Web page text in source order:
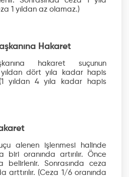
1 yıldan az olamaz.)
Hakaret
hakaret suçunun
dört yıla kadar hapis
(1 yıldan 4 yıla kadar hapis
alenen işlenmesi halinde
biri oranında artırılır. Önce
belirlenir. Sonrasında ceza
arttırılır. (Ceza 1/6 oranında